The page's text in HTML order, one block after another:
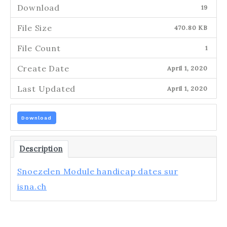
Download 19
File Size 470.80 KB
File Count 1
Create Date April 1, 2020
Last Updated April 1, 2020
Download
Description
Snoezelen Module handicap dates sur
isna.ch